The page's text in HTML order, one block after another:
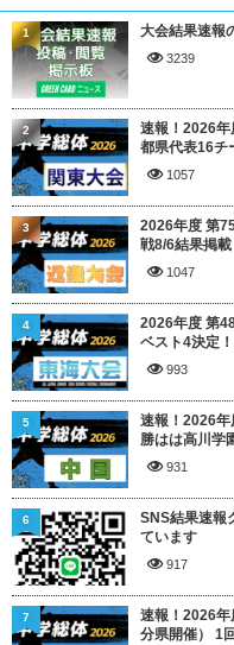
大会結果速報
3239
1
速報！2026年
都県代表16チ
1057
2
2026年度 第
戦8/6結果掲
1047
3
2026年度 第
ベスト4決定
993
4
速報！2026年
勝はは高川学
931
5
SNS結果速報
ています
917
6
速報！2026年
分県開催） 1
7